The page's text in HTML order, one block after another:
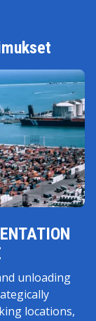
unloading
locations,